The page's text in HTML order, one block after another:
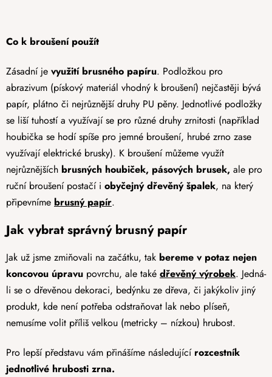
Co k broušení použít
Zásadní je využití brusného papíru. Podložkou pro
abrazivum (pískový materiál vhodný k broušení) nejčastěji bývá
papír, plátno či nejrůznější druhy PU pěny. Jednotlivé podložky
se liší tuhostí a využívají se pro různé druhy zrnitosti (například
houbička se hodí spíše pro jemné broušení, hrubé zrno zase
využívají elektrické brusky). K broušení můžeme využít
nejrůznějších brusných houbiček, pásových brusek, ale pro
ruční broušení postačí i obyčejný dřevěný špalek, na který
připevníme brusný papír.
Jak vybrat správný brusný papír
Jak už jsme zmiňovali na začátku, tak bereme v potaz nejen
koncovou úpravu povrchu, ale také dřevěný výrobek. Jedná-
li se o dřevěnou dekoraci, bedýnku ze dřeva, či jakýkoliv jiný
produkt, kde není potřeba odstraňovat lak nebo plíseň,
nemusíme volit příliš velkou (metricky – nízkou) hrubost.
Pro lepší představu vám přinášíme následující rozcestník
jednotlivé hrubosti zrna.